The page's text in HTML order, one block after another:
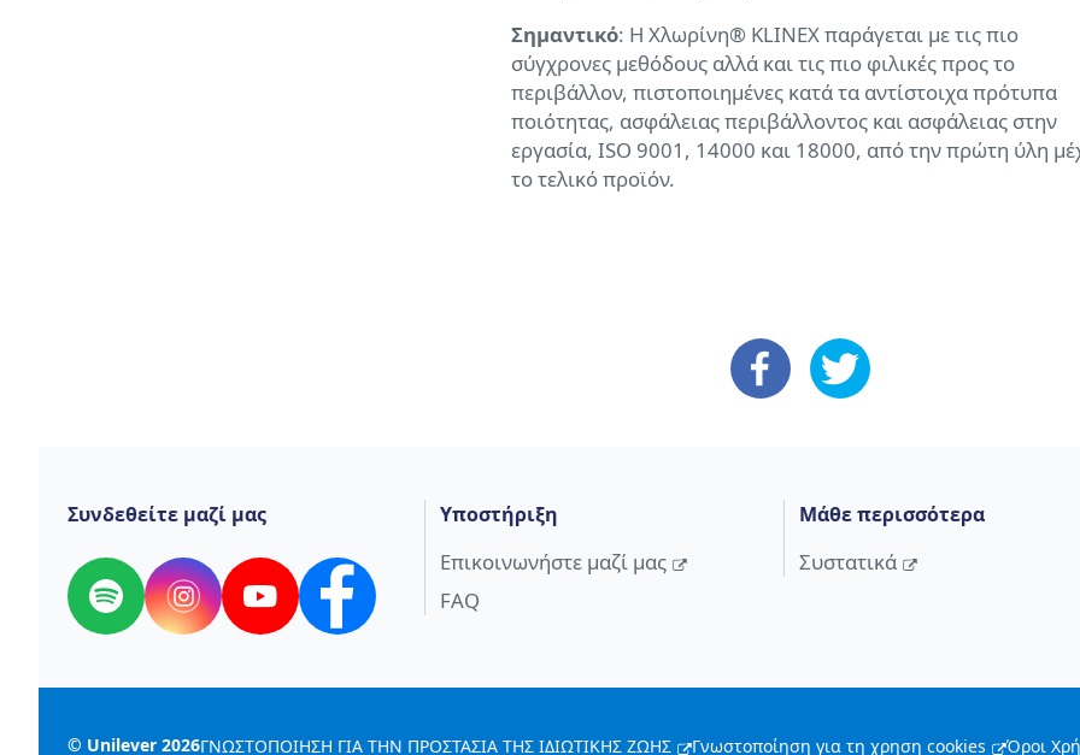
Σημαντικό: Η Χλωρίνη® KLINEX παράγεται με τις πιο
σύγχρονες μεθόδους αλλά και τις πιο φιλικές προς το
περιβάλλον, πιστοποιημένες κατά τα αντίστοιχα πρότυπα
ποιότητας, ασφάλειας περιβάλλοντος και ασφάλειας στην
εργασία, ISO 9001, 14000 και 18000, από την πρώτη ύλη
το τελικό προϊόν.
: Facebook
: X
Συνδεθείτε μαζί μας
Spotify InstagramYouTube Facebook
Υποστήριξη
Επικοινωνήστε μαζί μας
FAQ
Μάθε περισσότερα
Συστατικά
© Unilever 2026ΓΝΩΣΤΟΠΟΙΗΣΗ ΓΙΑ ΤΗΝ ΠΡΟΣΤΑΣΙΑ ΤΗΣ ΙΔΙΩΤΙΚΗΣ ΖΩΗΣ Γνωστοποίηση για τη χρηση cookies Όροι